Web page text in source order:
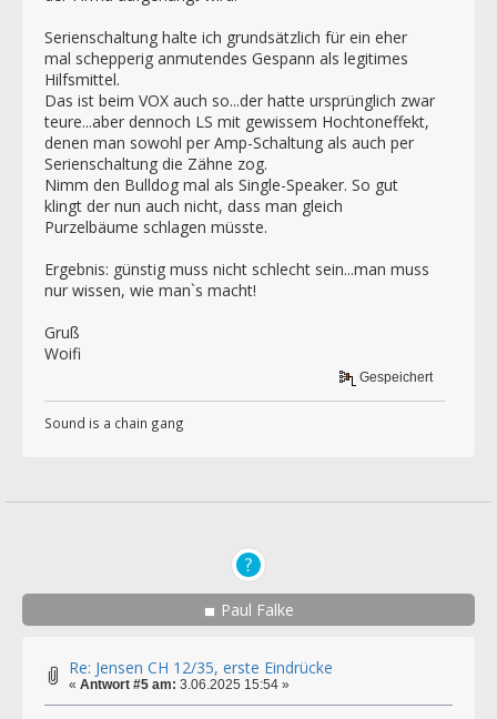
Serienschaltung halte ich grundsätzlich für ein eher
mal schepperig anmutendes Gespann als legitimes
Hilfsmittel.
Das ist beim VOX auch so...der hatte ursprünglich zwar
teure...aber dennoch LS mit gewissem Hochtoneffekt,
denen man sowohl per Amp-Schaltung als auch per
Serienschaltung die Zähne zog.
Nimm den Bulldog mal als Single-Speaker. So gut
klingt der nun auch nicht, dass man gleich
Purzelbäume schlagen müsste.
Ergebnis: günstig muss nicht schlecht sein...man muss
nur wissen, wie man`s macht!
Gruß
Woifi
Gespeichert
Sound is a chain gang
Paul Falke
Re: Jensen CH 12/35, erste Eindrücke
« Antwort #5 am: 3.06.2025 15:54 »